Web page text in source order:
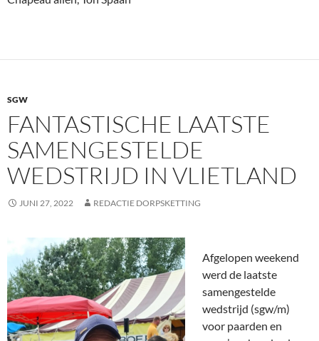
SGW
FANTASTISCHE LAATSTE
SAMENGESTELDE
WEDSTRIJD IN VLIETLAND
JUNI 27, 2022 REDACTIE DORPSKETTING
Afgelopen weekend
werd de laatste
samengestelde
wedstrijd (sgw/m)
voor paarden en